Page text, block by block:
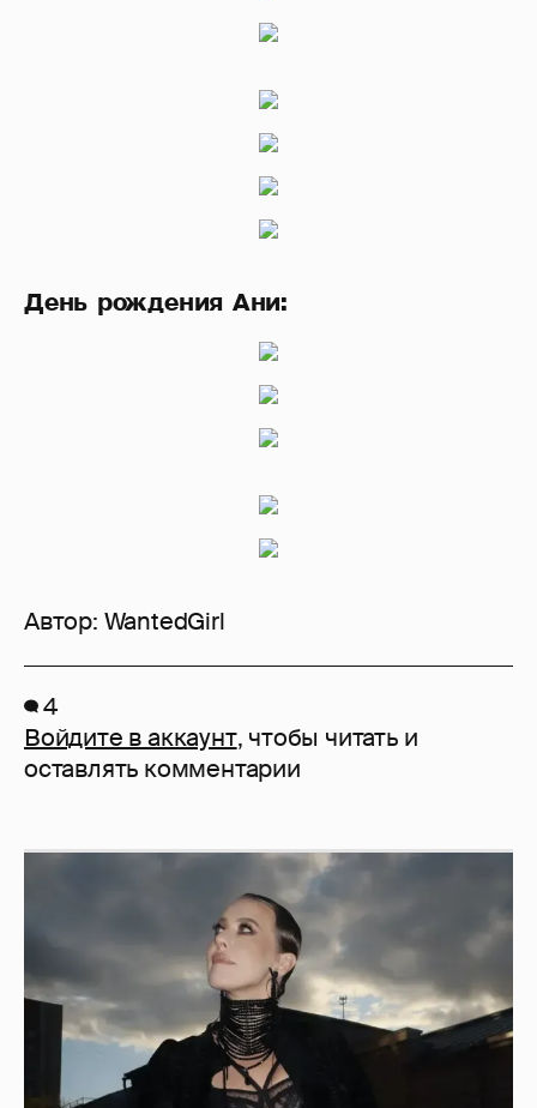
День рождения Ани:
Автор: WantedGirl
4
Войдите в аккаунт, чтобы читать и
оставлять комментарии